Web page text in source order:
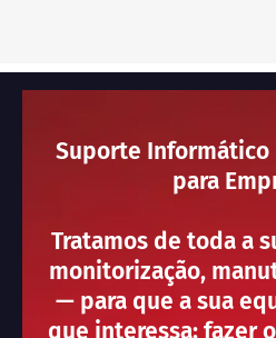
Suporte Informático
para
Tratamos de toda a
monitorização,
— para que a sua
que interessa: fazer